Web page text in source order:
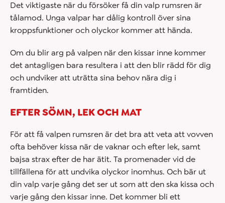
Det viktigaste när du försöker få din valp rumsren är
tålamod. Unga valpar har dålig kontroll över sina
kroppsfunktioner och olyckor kommer att hända.
Om du blir arg på valpen när den kissar inne kommer
det antagligen bara resultera i att den blir rädd för dig
och undviker att uträtta sina behov nära dig i
framtiden.
EFTER SÖMN, LEK OCH MAT
För att få valpen rumsren är det bra att veta att vovven
ofta behöver kissa när de vaknar och efter lek, samt
bajsa strax efter de har ätit. Ta promenader vid de
tillfällena för att undvika olyckor inomhus. Och bär ut
din valp varje gång det ser ut som att den ska kissa och
varje gång den kissar inne. Det kommer bli ett